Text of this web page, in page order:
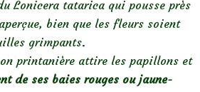
Lonicera tatarica qui pousse près
bien que les fleurs soient
grimpants.
printanière attire les papillons et
de ses baies rouges ou jaune-